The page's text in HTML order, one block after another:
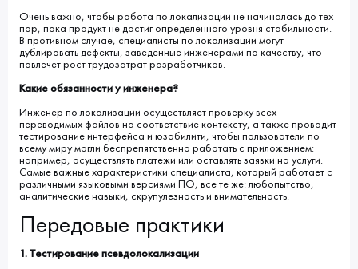
Очень важно, чтобы работа по локализации не начиналась до тех
пор, пока продукт не достиг определенного уровня стабильности.
В противном случае, специалисты по локализации могут
дублировать дефекты, заведенные инженерами по качеству, что
повлечет рост трудозатрат разработчиков.
Какие обязанности у инженера?
Инженер по локализации осуществляет проверку всех
переводимых файлов на соответствие контексту, а также проводит
тестирование интерфейса и юзабилити, чтобы пользователи по
всему миру могли беспрепятственно работать с приложением:
например, осуществлять платежи или оставлять заявки на услуги.
Самые важные характеристики специалиста, который работает с
различными языковыми версиями ПО, все те же: любопытство,
аналитические навыки, скрупулезность и внимательность.
Передовые практики
1. Тестирование псевдолокализации